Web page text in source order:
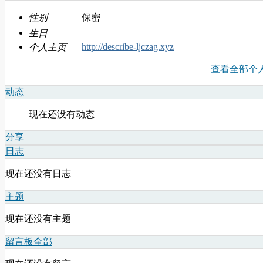
性别
保密
生日
个人主页
http://describe-ljczag.xyz
查看全部个
动态
现在还没有动态
分享
日志
现在还没有日志
主题
现在还没有主题
留言板全部